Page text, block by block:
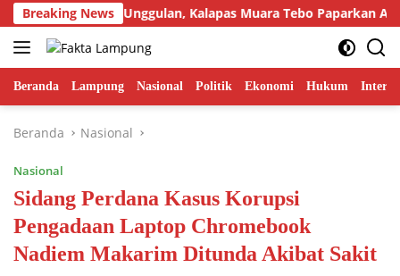
Langsung
ke
konten
Breaking News
Inovasi Unggulan, Kalapas Muara Tebo Paparkan Anev
Beranda Lampung Nasional Politik Ekonomi Hukum
Beranda Nasional
Nasional
Sidang Perdana Kasus Korupsi
Pengadaan Laptop Chromebook
Nadiem Makarim Ditunda Akibat Sakit